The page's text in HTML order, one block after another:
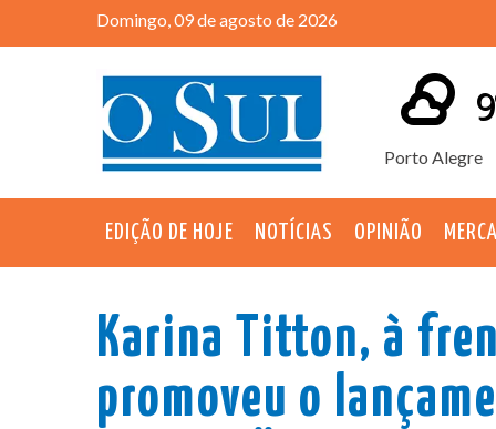
Domingo, 09 de agosto de 2026
Porto Alegre
EDIÇÃO DE HOJE NOTÍCIAS OPINIÃO
Karina Titton, à
promoveu o